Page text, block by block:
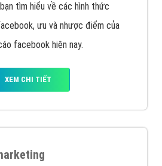
tìm hiểu về các hình thức
ưu và nhược điểm của
facebook hiện nay.
XEM CHI TIẾT